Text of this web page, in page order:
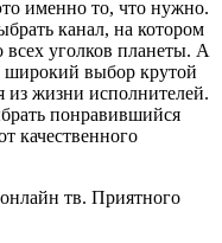
именно то, что нужно.
канал, на котором
всех уголков планеты. А
широкий выбор крутой
жизни исполнителей.
понравившийся
качественного
тв. Приятного